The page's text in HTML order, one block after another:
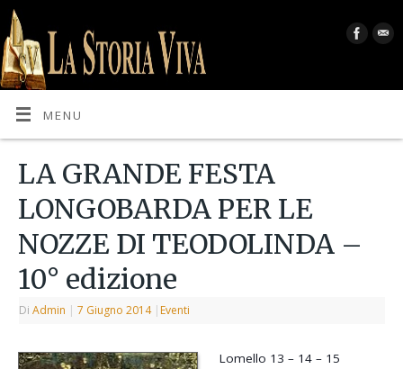
MENU
LA GRANDE FESTA
LONGOBARDA PER LE
NOZZE DI TEODOLINDA –
10° edizione
DiAdmin | 7 Giugno 2014 | Eventi
Lomello 13 – 14 – 15